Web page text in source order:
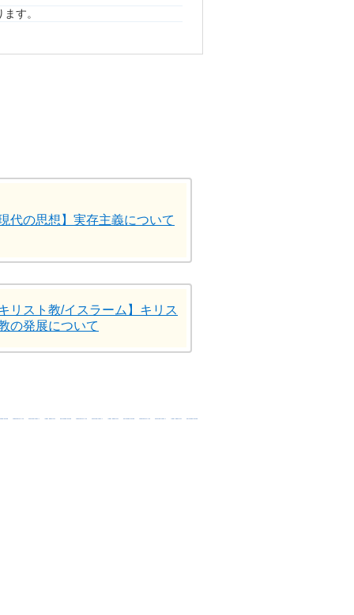
す。
現代の思想】実存主義について
キリスト教/イスラーム】キリス
の発展について